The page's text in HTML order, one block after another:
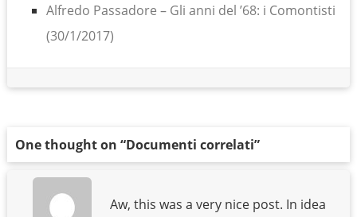
Alfredo Passadore – Gli anni del ’68: i Comontisti
(30/1/2017)
One thought on “Documenti correlati”
Aw, this was a very nice post. In idea